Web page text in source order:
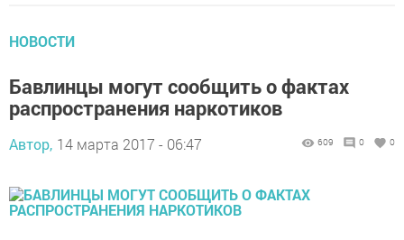
НОВОСТИ
Бавлинцы могут сообщить о фактах
распространения наркотиков
Автор, 14 марта 2017 - 06:47 609 0 0